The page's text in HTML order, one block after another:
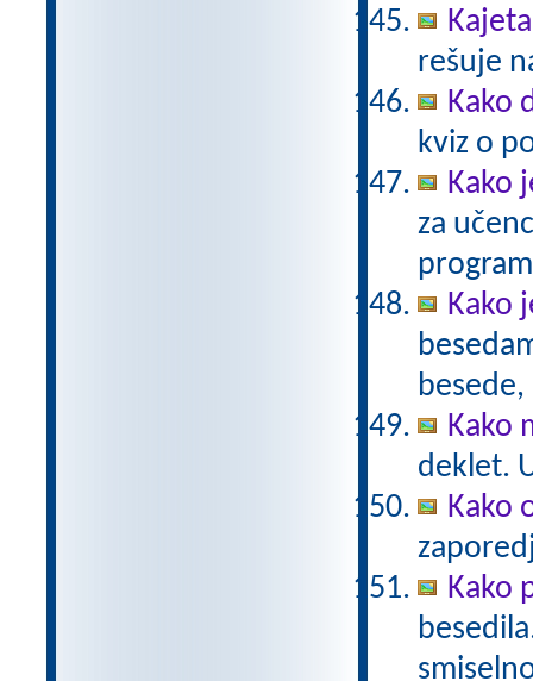
rešuje
Kako
kviz o
Kako
za
Kako
Kako
deklet.
Kako
Kako